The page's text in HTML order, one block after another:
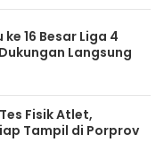
16 Besar Liga 4
Langsung
Fisik Atlet,
Tampil di Porprov